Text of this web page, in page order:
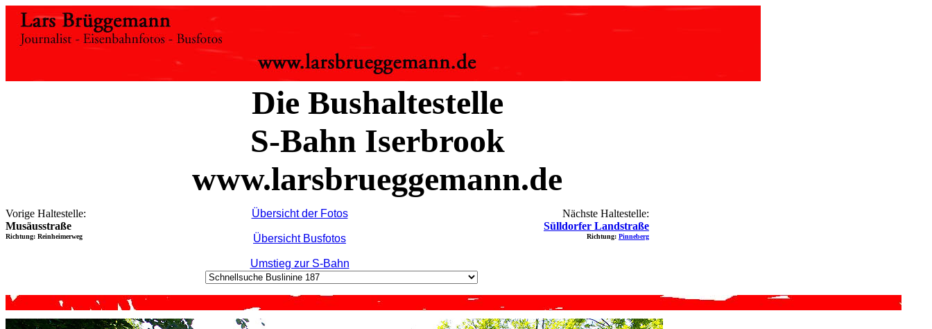
Die Bushaltestelle
S-Bahn Iserbrook
www.larsbrueggemann.de
Vorige Haltestelle:
Musäusstraße
Richtung: Reinheimerweg
Übersicht der Fotos
Übersicht Busfotos
Umstieg zur S-Bahn
Nächste Haltestelle:
Sülldorfer Landstraße
Richtung: Pinneberg